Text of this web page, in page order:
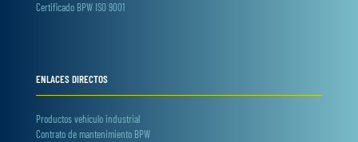
Certificado BPW ISO 9001
ENLACES DIRECTOS
Productos vehículo industrial
Contrato de mantenimiento BPW